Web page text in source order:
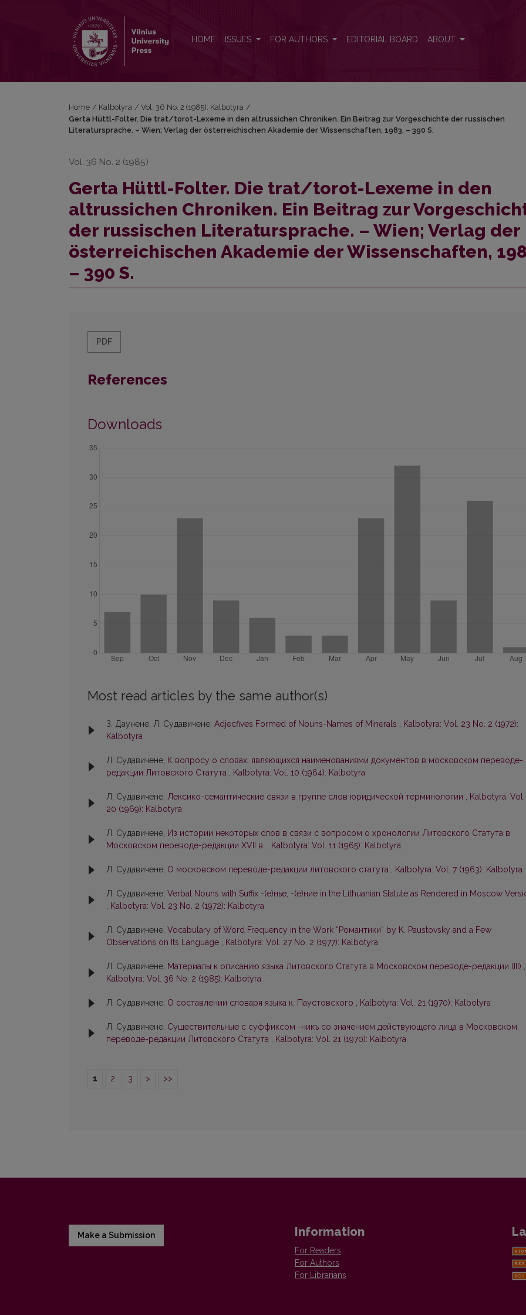
HOME ISSUES FOR AUTHORS EDITORIAL BOARD ABOUT
Home / Kalbotyra / Vol. 36 No. 2 (1985): Kalbotyra /
Gerta Hüttl-Folter. Die trat/torot-Lexeme in den altrussichen Chroniken. Ein Beitrag zur Vorgeschichte der russischen
Literatursprache. – Wien; Verlag der österreichischen Akademie der Wissenschaften, 1983. – 390 S.
Vol. 36 No. 2 (1985)
Gerta Hüttl-Folter. Die trat/torot-Lexeme in den
altrussichen Chroniken. Ein Beitrag zur
der russischen Literatursprache. – Wien; Verlag der
österreichischen Akademie der Wissenschaften,
– 390 S.
PDF
References
Downloads
Most read articles by the same author(s)
З. Даунене, Л. Судавичене, Adjecfives Formed of Nouns-Names of Minerals , Kalbotyra: Vol. 23 No. 2 (1972):
Kalbotyra
Л. Судавичене, К вопросу о словах, являющихся наименованиями документов в московском переводе-
редакции Литовского Статута , Kalbotyra: Vol. 10 (1964): Kalbotyra
Л. Судавичене, Лексико-семантические связи в группе слов юридической терминологии , Kalbotyra: Vol.
20 (1969): Kalbotyra
Л. Судавичене, Из истории некоторых слов в связи с вопросом о хронологии Литовского Статута в
Московском переводе-редакции XVII в. , Kalbotyra: Vol. 11 (1965): Kalbotyra
Л. Судавичене, О московском переводе-редакции литовского статута , Kalbotyra: Vol. 7 (1963): Kalbotyra
Л. Судавичене, Verbal Nouns with Suffix -(е)нье, -(е)ние in the Lithuanian Statute as Rendered in Moscow
, Kalbotyra: Vol. 23 No. 2 (1972): Kalbotyra
Л. Судавичене, Vocabulary of Word Frequency in the Work “Романтики” by K. Paustovsky and a Few
Observations on Its Language , Kalbotyra: Vol. 27 No. 2 (1977): Kalbotyra
Л. Судавичене, Материалы к описанию языка Литовского Статута в Московском переводе-редакции (III) ,
Kalbotyra: Vol. 36 No. 2 (1985): Kalbotyra
Л. Судавичене, О составлении словаря языка к. Паустовского , Kalbotyra: Vol. 21 (1970): Kalbotyra
Л. Судавичене, Существительные с суффиксом -никъ со значением действующего лица в Московском
переводе-редакции Литовского Статута , Kalbotyra: Vol. 21 (1970): Kalbotyra
1 2 3 > >>
Make a Submission Information
For Readers
For Authors
For Librarians